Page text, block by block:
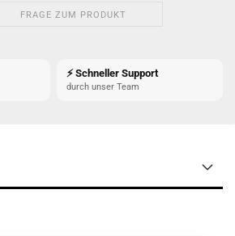
FRAGE ZUM PRODUKT
⚡ Schneller Support
durch unser Team